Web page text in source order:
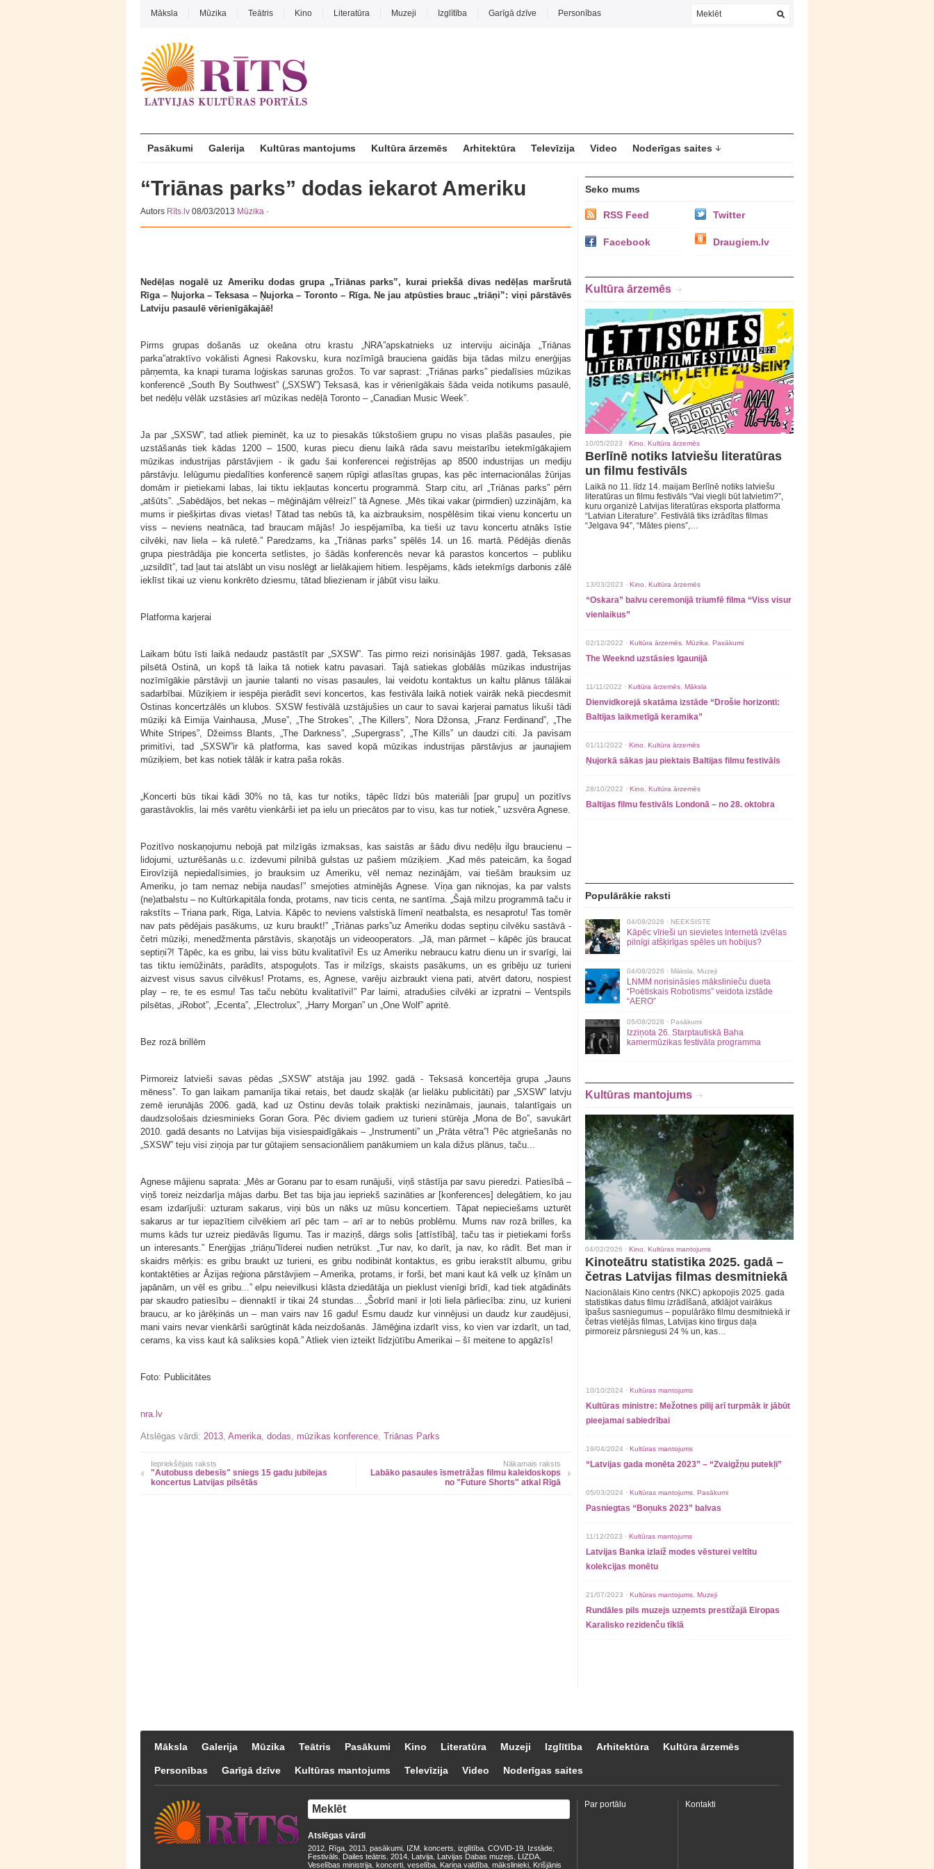
Māksla Mūzika Teātris Kino Literatūra Muzeji Izglītība Garīgā dzīve Personības
Pasākumi Galerija Kultūras mantojums Kultūra ārzemēs Arhitektūra Televīzija Video Noderīgas saites
“Triānas parks” dodas iekarot Ameriku
Autors Rīts.lv 08/03/2013 Mūzika ·
Nedēļas nogalē uz Ameriku dodas grupa „Triānas parks”, kurai priekšā divas nedēļas maršrutā
Rīga – Ņujorka – Teksasa – Ņujorka – Toronto – Rīga. Ne jau atpūsties brauc „triāņi”: viņi pārstāvēs
Latviju pasaulē vērienīgākajāē!
Pirms grupas došanās uz okeāna otru krastu „NRA”apskatnieks uz interviju aicināja „Triānas
parka”atraktīvo vokālisti Agnesi Rakovsku, kura nozīmīgā brauciena gaidās bija tādas milzu enerģijas
pārņemta, ka knapi turama loģiskas sarunas grožos. To var saprast: „Triānas parks” piedalīsies mūzikas
konferencē „South By Southwest” („SXSW”) Teksasā, kas ir vērienīgākais šāda veida notikums pasaulē,
bet nedēļu vēlāk uzstāsies arī mūzikas nedēļā Toronto – „Canadian Music Week”.
Ja par „SXSW”, tad atliek pieminēt, ka uz to piesakās tūkstošiem grupu no visas plašās pasaules, pie
uzstāšanās tiek kādas 1200 – 1500, kuras piecu dienu laikā rāda savu meistarību ietekmīgākajiem
mūzikas industrijas pārstāvjiem - ik gadu šai konferencei reģistrējas ap 8500 industrijas un mediju
pārstāvju. Ielūgumu piedalīties konferencē saņem rūpīgi atlasītas grupas, kas pēc internacionālas žūrijas
domām ir pietiekami labas, lai tiktu iekļautas koncertu programmā. Starp citu, arī „Triānas parks” pērn
„atšūts”. „Sabēdājos, bet nekas – mēģinājām vēlreiz!” tā Agnese. „Mēs tikai vakar (pirmdien) uzzinājām, ka
mums ir piešķirtas divas vietas! Tātad tas nebūs tā, ka aizbrauksim, nospēlēsim tikai vienu koncertu un
viss – neviens neatnāca, tad braucam mājās! Jo iespējamība, ka tieši uz tavu koncertu atnāks īstie
cilvēki, nav liela – kā ruletē.” Paredzams, ka „Triānas parks” spēlēs 14. un 16. martā. Pēdējās dienās
grupa piestrādāja pie koncerta setlistes, jo šādās konferencēs nevar kā parastos koncertos – publiku
„uzsildīt”, tad ļaut tai atslābt un visu noslēgt ar lielākajiem hitiem. Iespējams, kāds ietekmīgs darbonis zālē
ieklīst tikai uz vienu konkrēto dziesmu, tātad bliezienam ir jābūt visu laiku.
Platforma karjerai
Laikam būtu īsti laikā nedaudz pastāstīt par „SXSW”. Tas pirmo reizi norisinājās 1987. gadā, Teksasas
pilsētā Ostinā, un kopš tā laika tā notiek katru pavasari. Tajā satiekas globālās mūzikas industrijas
nozīmīgākie pārstāvji un jaunie talanti no visas pasaules, lai veidotu kontaktus un kaltu plānus tālākai
sadarbībai. Mūziķiem ir iespēja pierādīt sevi koncertos, kas festivāla laikā notiek vairāk nekā piecdesmit
Ostinas koncertzālēs un klubos. SXSW festivālā uzstājušies un caur to savai karjerai pamatus likuši tādi
mūziķi kā Eimija Vainhausa, „Muse”, „The Strokes”, „The Killers”, Nora Džonsa, „Franz Ferdinand”, „The
White Stripes”, Džeimss Blants, „The Darkness”, „Supergrass”, „The Kills” un daudzi citi. Ja pavisam
primitīvi, tad „SXSW”ir kā platforma, kas saved kopā mūzikas industrijas pārstāvjus ar jaunajiem
mūziķiem, bet kas notiek tālāk ir katra paša rokās.
„Koncerti būs tikai kādi 30% no tā, kas tur notiks, tāpēc līdzi būs materiāli [par grupu] un pozitīvs
garastāvoklis, lai mēs varētu vienkārši iet pa ielu un priecātos par to visu, kas tur notiek,” uzsvēra Agnese.
Pozitīvo noskaņojumu nebojā pat milzīgās izmaksas, kas saistās ar šādu divu nedēļu ilgu braucienu –
lidojumi, uzturēšanās u.c. izdevumi pilnībā gulstas uz pašiem mūziķiem. „Kad mēs pateicām, ka šogad
Eirovīzijā nepiedalīsimies, jo brauksim uz Ameriku, vēl nemaz nezinājām, vai tiešām brauksim uz
Ameriku, jo tam nemaz nebija naudas!” smejoties atminējās Agnese. Viņa gan niknojas, ka par valsts
(ne)atbalstu – no Kultūrkapitāla fonda, protams, nav ticis centa, ne santīma. „Šajā milzu programmā taču ir
rakstīts – Triana park, Riga, Latvia. Kāpēc to neviens valstiskā līmenī neatbalsta, es nesaprotu! Tas tomēr
nav pats pēdējais pasākums, uz kuru braukt!” „Triānas parks”uz Ameriku dodas septiņu cilvēku sastāvā -
četri mūziķi, menedžmenta pārstāvis, skaņotājs un videooperators. „Jā, man pārmet – kāpēc jūs braucat
septiņi?! Tāpēc, ka es gribu, lai viss būtu kvalitatīvi! Es uz Ameriku nebraucu katru dienu un ir svarīgi, lai
tas tiktu iemūžināts, parādīts, atspoguļots. Tas ir milzīgs, skaists pasākums, un es gribēju uz turieni
aizvest visus savus cilvēkus! Protams, es, Agnese, varēju aizbraukt viena pati, atvērt datoru, nospiest
play – re, te es esmu! Tas taču nebūtu kvalitatīvi!” Par laimi, atradušies cilvēki ar izpratni – Ventspils
pilsētas, „iRobot”, „Ecenta”, „Electrolux”, „Harry Morgan” un „One Wolf” apritē.
Bez rozā brillēm
Pirmoreiz latvieši savas pēdas „SXSW” atstāja jau 1992. gadā - Teksasā koncertēja grupa „Jauns
mēness”. To gan laikam pamanīja tikai retais, bet daudz skaļāk (ar lielāku publicitāti) par „SXSW” latvju
zemē ierunājās 2006. gadā, kad uz Ostinu devās tolaik praktiski nezināmais, jaunais, talantīgais un
daudzsološais dziesminieks Goran Gora. Pēc diviem gadiem uz turieni stūrēja „Mona de Bo”, savukārt
2010. gadā desants no Latvijas bija visiespaidīgākais – „Instrumenti” un „Prāta vētra”! Pēc atgriešanās no
„SXSW” teju visi ziņoja par tur gūtajiem sensacionāliem panākumiem un kala dižus plānus, taču...
Agnese mājienu saprata: „Mēs ar Goranu par to esam runājuši, viņš stāstīja par savu pieredzi. Patiesībā –
viņš toreiz neizdarīja mājas darbu. Bet tas bija jau iepriekš sazināties ar [konferences] delegātiem, ko jau
esam izdarījuši: uzturam sakarus, viņi būs un nāks uz mūsu koncertiem. Tāpat nepieciešams uzturēt
sakarus ar tur iepazītiem cilvēkiem arī pēc tam – arī ar to nebūs problēmu. Mums nav rozā brilles, ka
mums kāds tur uzreiz piedāvās līgumu. Tas ir maziņš, dārgs solis [attīstībā], taču tas ir pietiekami foršs
un interesants.” Enerģijas „triāņu”līderei nudien netrūkst. „Tur nav, ko darīt, ja nav, ko rādīt. Bet man ir
skaidrs mērķis: es gribu braukt uz turieni, es gribu nodibināt kontaktus, es gribu ierakstīt albumu, gribu
kontaktēties ar Āzijas reģiona pārstāvjiem – Amerika, protams, ir forši, bet mani kaut kā velk uz ķīnām un
japānām, un vēl es gribu...” elpu neievilkusi klāsta dziedātāja un pieklust vienīgi brīdī, kad tiek atgādināts
par skaudro patiesību – diennaktī ir tikai 24 stundas... „Šobrīd manī ir ļoti liela pārliecība: zinu, uz kurieni
braucu, ar ko jārēķinās un – man vairs nav 16 gadu! Esmu daudz kur vinnējusi un daudz kur zaudējusi,
mani vairs nevar vienkārši sarūgtināt kāda neizdošanās. Jāmēģina izdarīt viss, ko vien var izdarīt, un tad,
cerams, ka viss kaut kā saliksies kopā.” Atliek vien izteikt līdzjūtību Amerikai – šī meitene to apgāzīs!
Foto: Publicitātes
nra.lv
Atslēgas vārdi: 2013, Amerika, dodas, mūzikas konference, Triānas Parks
Iepriekšējais raksts
"Autobuss debesīs" sniegs 15 gadu jubilejas
koncertus Latvijas pilsētās
Nākamais raksts
Labāko pasaules īsmetrāžas filmu kaleidoskops
no "Future Shorts" atkal Rīgā
Seko mums
RSS Feed Twitter
Facebook Draugiem.lv
Kultūra ārzemēs
10/05/2023 · Kino Kultūra ārzemēs
Berlīnē notiks latviešu literatūras
un filmu festivāls
Laikā no 11. līdz 14. maijam Berlīnē notiks latviešu
literatūras un filmu festivāls “Vai viegli būt latvietim?”,
kuru organizē Latvijas literatūras eksporta platforma
“Latvian Literature”. Festivālā tiks izrādītas filmas
“Jelgava 94”, “Mātes piens”,…
13/03/2023 · Kino Kultūra ārzemēs
“Oskara” balvu ceremonijā triumfē filma “Viss visur
vienlaikus”
02/12/2022 · Kultūra ārzemēs Mūzika Pasākumi
The Weeknd uzstāsies Igaunijā
11/11/2022 · Kultūra ārzemēs Māksla
Dienvidkorejā skatāma izstāde “Drošie horizonti:
Baltijas laikmetīgā keramika”
01/11/2022 · Kino Kultūra ārzemēs
Ņujorkā sākas jau piektais Baltijas filmu festivāls
28/10/2022 · Kino Kultūra ārzemēs
Baltijas filmu festivāls Londonā – no 28. oktobra
Populārākie raksti
04/08/2026 · NEEKSISTE
Kāpēc vīrieši un sievietes internetā izvēlas
pilnīgi atšķirīgas spēles un hobijus?
04/08/2026 · Māksla Muzeji
LNMM norisināsies mākslinieču dueta
“Poētiskais Robotisms” veidota izstāde
“AERO”
05/08/2026 · Pasākumi
Izziņota 26. Starptautiskā Baha
kamermūzikas festivāla programma
Kultūras mantojums
04/02/2026 · Kino Kultūras mantojums
Kinoteātru statistika 2025. gadā –
četras Latvijas filmas desmitniekā
Nacionālais Kino centrs (NKC) apkopojis 2025. gada
statistikas datus filmu izrādīšanā, atklājot vairākus
īpašus sasniegumus – populārāko filmu desmitniekā ir
četras vietējās filmas, Latvijas kino tirgus daļa
pirmoreiz pārsniegusi 24 % un, kas…
10/10/2024 · Kultūras mantojums
Kultūras ministre: Mežotnes pilij arī turpmāk ir jābūt
pieejamai sabiedrībai
19/04/2024 · Kultūras mantojums
“Latvijas gada monēta 2023” – “Zvaigžņu putekļi”
05/03/2024 · Kultūras mantojums Pasākumi
Pasniegtas “Boņuks 2023” balvas
11/12/2023 · Kultūras mantojums
Latvijas Banka izlaiž modes vēsturei veltītu
kolekcijas monētu
21/07/2023 · Kultūras mantojums Muzeji
Rundāles pils muzejs uzņemts prestižajā Eiropas
Karalisko rezidenču tīklā
Māksla Galerija Mūzika Teātris Pasākumi Kino Literatūra Muzeji Izglītība Arhitektūra Kultūra ārzemēs
Personības Garīgā dzīve Kultūras mantojums Televīzija Video Noderīgas saites
Atslēgas vārdi
2012 Rīga 2013 pasākumi IZM koncerts izglītība COVID-19 Izstāde
Festivāls Dailes teātris 2014 Latvija Latvijas Dabas muzejs LIZDA
Veselības ministrija koncerti veselība Kariņa valdība mākslinieki Krišjānis
Par portālu Kontakti